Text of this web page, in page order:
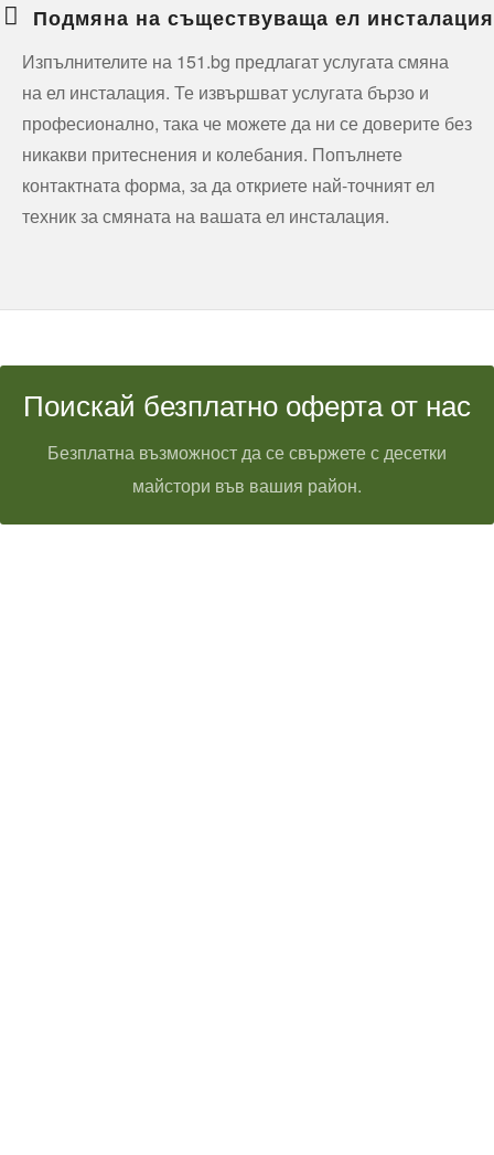
Подмяна на съществуваща ел инсталация
Изпълнителите на 151.bg предлагат услугата смяна
на ел инсталация. Те извършват услугата бързо и
професионално, така че можете да ни се доверите без
никакви притеснения и колебания. Попълнете
контактната форма, за да откриете най-точният ел
техник за смяната на вашата ел инсталация.
Поискай безплатно оферта от нас
Безплатна възможност да се свържете с десетки
майстори във вашия район.